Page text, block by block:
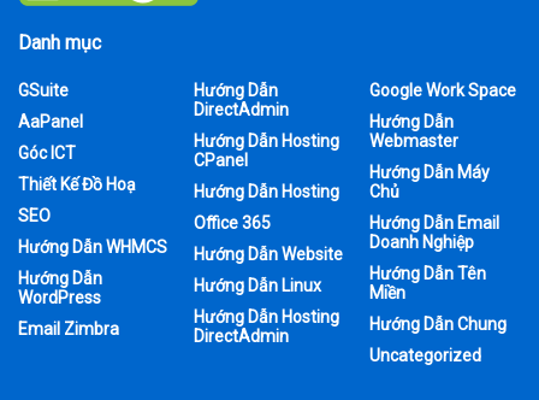
Danh mục
GSuite
AaPanel
Góc ICT
Thiết Kế Đồ Hoạ
SEO
Hướng Dẫn WHMCS
Hướng Dẫn
WordPress
Email Zimbra
Hướng Dẫn
DirectAdmin
Hướng Dẫn Hosting
CPanel
Hướng Dẫn Hosting
Office 365
Hướng Dẫn Website
Hướng Dẫn Linux
Hướng Dẫn Hosting
DirectAdmin
Google Work Space
Hướng Dẫn
Webmaster
Hướng Dẫn Máy
Chủ
Hướng Dẫn Email
Doanh Nghiệp
Hướng Dẫn Tên
Miền
Hướng Dẫn Chung
Uncategorized